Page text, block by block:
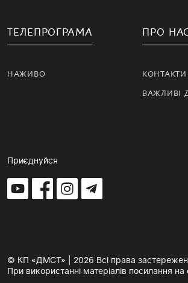
ТЕЛЕПРОГРАМА
НАЖИВО
ПРО
КОНТАКТИ
ВАЖЛИВІ
Приєднуйся
© КП «ДМСТ» | 2026 Всі права
При використанні матеріалів посилання